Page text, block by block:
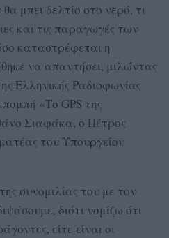
μπει δελτίο στο νερό, τι
και τις παραγωγές των
καταστρέφεται η
να απαντήσει, μιλώντας
Ελληνικής Ραδιοφωνίας
«Το GPS της
Σιαφάκα, ο Πέτρος
του Υπουργείου
συνομιλίας του με τον
διότι νομίζω ότι
είτε είναι οι